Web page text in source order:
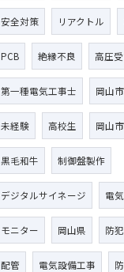
安全対策 リアクトル
PCB 絶縁不良 高圧
第一種電気工事士 岡山
未経験 高校生 岡山
黒毛和牛 制御盤製作
デジタルサイネージ 電
モニター 岡山県 防
配管 電気設備工事